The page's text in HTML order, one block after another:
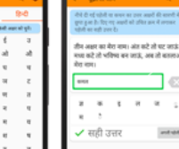
अगला